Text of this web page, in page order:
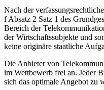
Nach der
f Absatz 2 Satz 1 des
Bereich der
der Wirtschaftssubjekte und
keine originäre staatliche
Die Anbieter von
im Wettbewerb frei an. Jeder
sich das optimale Angebot zu